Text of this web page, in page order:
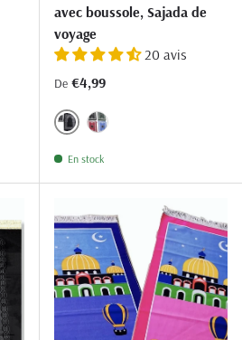
avec boussole, Sajada de
voyage
20 avis
Prix habituel
De €4,99
NOIR.01VERT.39
En stock